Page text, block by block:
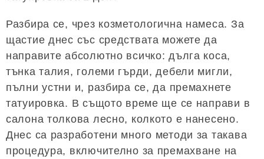
Разбира се, чрез козметологична намеса. За
щастие днес със средствата можете да
направите абсолютно всичко: дълга коса,
тънка талия, големи гърди, дебели мигли,
пълни устни и, разбира се, да премахнете
татуировка. В същото време ще се направи в
салона толкова лесно, колкото е нанесено.
Днес са разработени много методи за такава
процедура, включително за премахване на